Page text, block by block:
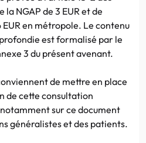
NGAP de 3 EUR et de
en métropole. Le contenu
est formalisé par le
3 du présent avenant.
de mettre en place
de cette consultation
sur ce document
généralistes et des patients.